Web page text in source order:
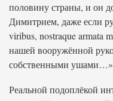
половину страны, и он
Димитрием, даже если
viribus, nostraque armata
нашей вооружённой
собственными
Реальной подоплёкой